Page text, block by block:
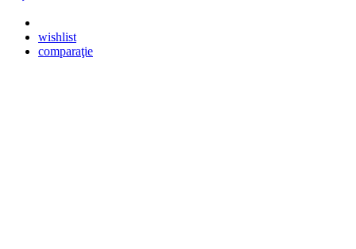
wishlist
comparaţie